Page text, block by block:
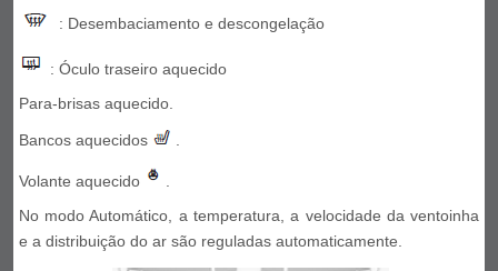
: Desembaciamento e descongelação
: Óculo traseiro aquecido
Para-brisas aquecido.
Bancos aquecidos .
Volante aquecido
.
No modo Automático, a temperatura, a velocidade da ventoinha
e a distribuição do ar são reguladas automaticamente.